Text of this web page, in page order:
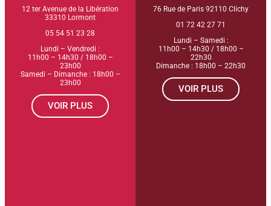
12 ter Avenue de la Libération
33310 Lormont
05 54 51 23 28
Lundi – Vendredi :
11h00 – 14h30 / 18h00 –
23h00
Samedi – Dimanche : 18h00 –
23h00
VOIR PLUS
76 Rue de Paris 92110 Clichy
01 72 42 27 71
Lundi – Samedi :
11h00 – 14h30 / 18h00 –
22h30
Dimanche : 18h00 – 22h30
VOIR PLUS